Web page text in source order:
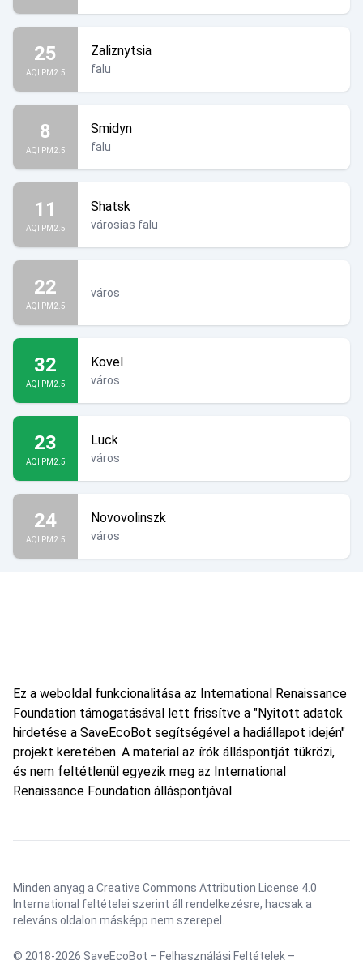
25
AQI PM2.5
Zaliznytsia
falu
8
AQI PM2.5
Smidyn
falu
11
AQI PM2.5
Shatsk
városias falu
22
AQI PM2.5
város
32
AQI PM2.5
Kovel
város
23
AQI PM2.5
Luck
város
24
AQI PM2.5
Novovolinszk
város
Ez a weboldal funkcionalitása az International Renaissance
Foundation támogatásával lett frissítve a "Nyitott adatok
hirdetése a SaveEcoBot segítségével a hadiállapot idején"
projekt keretében. A material az írók álláspontját tükrözi,
és nem feltétlenül egyezik meg az International
Renaissance Foundation álláspontjával.
Minden anyag a Creative Commons Attribution License 4.0
International feltételei szerint áll rendelkezésre, hacsak a
releváns oldalon másképp nem szerepel.
© 2018-2026 SaveEcoBot – Felhasználási Feltételek –